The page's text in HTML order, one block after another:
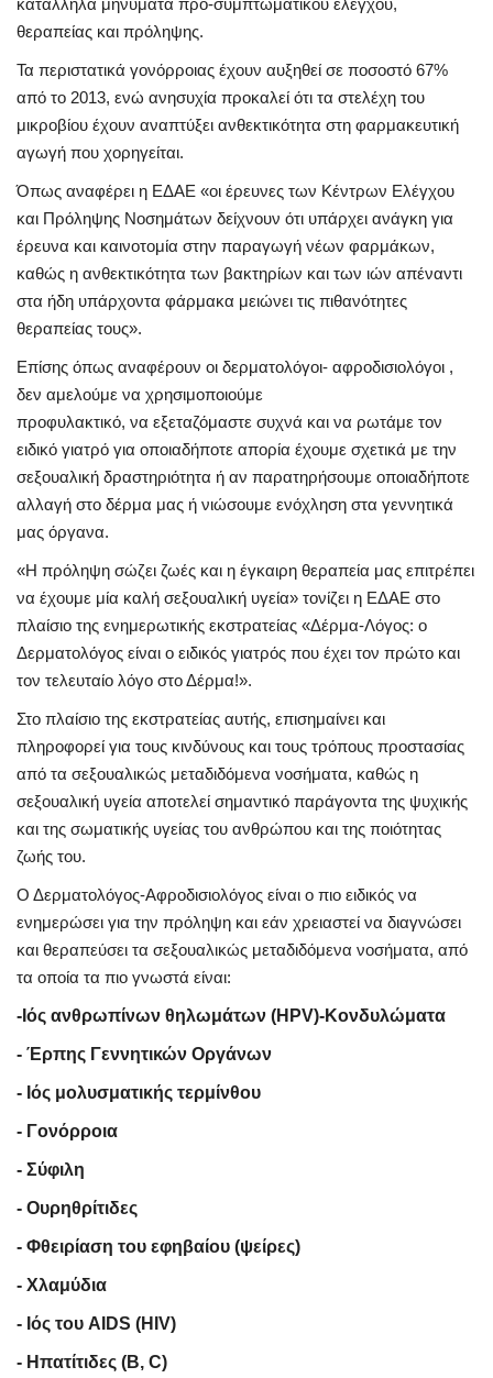
κατάλληλα μηνύματα προ-συμπτωματικού ελέγχου,
θεραπείας και πρόληψης.
Τα περιστατικά γονόρροιας έχουν αυξηθεί σε ποσοστό 67%
από το 2013, ενώ ανησυχία προκαλεί ότι τα στελέχη του
μικροβίου έχουν αναπτύξει ανθεκτικότητα στη φαρμακευτική
αγωγή που χορηγείται.
Όπως αναφέρει η ΕΔΑΕ «οι έρευνες των Κέντρων Ελέγχου
και Πρόληψης Νοσημάτων δείχνουν ότι υπάρχει ανάγκη για
έρευνα και καινοτομία στην παραγωγή νέων φαρμάκων,
καθώς η ανθεκτικότητα των βακτηρίων και των ιών απέναντι
στα ήδη υπάρχοντα φάρμακα μειώνει τις πιθανότητες
θεραπείας τους».
Επίσης όπως αναφέρουν οι δερματολόγοι- αφροδισιολόγοι ,
δεν αμελούμε να χρησιμοποιούμε
προφυλακτικό, να εξεταζόμαστε συχνά και να ρωτάμε τον
ειδικό γιατρό για οποιαδήποτε απορία έχουμε σχετικά με την
σεξουαλική δραστηριότητα ή αν παρατηρήσουμε οποιαδήποτε
αλλαγή στο δέρμα μας ή νιώσουμε ενόχληση στα γεννητικά
μας όργανα.
«Η πρόληψη σώζει ζωές και η έγκαιρη θεραπεία μας επιτρέπει
να έχουμε μία καλή σεξουαλική υγεία» τονίζει η ΕΔΑΕ στο
πλαίσιο της ενημερωτικής εκστρατείας «Δέρμα-Λόγος: o
Δερματολόγος είναι ο ειδικός γιατρός που έχει τον πρώτο και
τον τελευταίο λόγο στο Δέρμα!».
Στο πλαίσιο της εκστρατείας αυτής, επισημαίνει και
πληροφορεί για τους κινδύνους και τους τρόπους προστασίας
από τα σεξουαλικώς μεταδιδόμενα νοσήματα, καθώς η
σεξουαλική υγεία αποτελεί σημαντικό παράγοντα της ψυχικής
και της σωματικής υγείας του ανθρώπου και της ποιότητας
ζωής του.
Ο Δερματολόγος-Αφροδισιολόγος είναι ο πιο ειδικός να
ενημερώσει για την πρόληψη και εάν χρειαστεί να διαγνώσει
και θεραπεύσει τα σεξουαλικώς μεταδιδόμενα νοσήματα, από
τα οποία τα πιο γνωστά είναι:
-Ιός ανθρωπίνων θηλωμάτων (HPV)-Κονδυλώματα
- Έρπης Γεννητικών Οργάνων
- Ιός μολυσματικής τερμίνθου
- Γονόρροια
- Σύφιλη
- Ουρηθρίτιδες
- Φθειρίαση του εφηβαίου (ψείρες)
- Χλαμύδια
- Ιός του AIDS (HIV)
- Ηπατίτιδες (Β, C)